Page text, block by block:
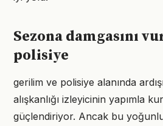
Sezona damgasını
polisiye
gerilim ve polisiye alanında
alışkanlığı izleyicinin yapımla
güçlendiriyor. Ancak bu